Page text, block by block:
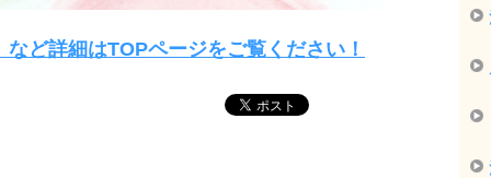
ど詳細はTOPページをご覧ください！